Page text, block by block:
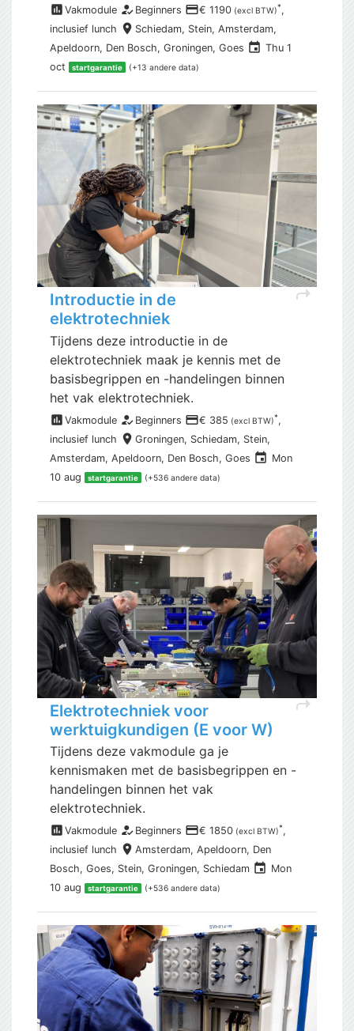
assessment Vakmodule how_to_reg Beginners payment€ 1190 (excl BTW)*,
inclusief lunch place Schiedam, Stein, Amsterdam,
Apeldoorn, Den Bosch, Groningen, Goes event Thu 1
oct
startgarantie (+13 andere data)
shortcut
Introductie in de
elektrotechniek
Tijdens deze introductie in de
elektrotechniek maak je kennis met de
basisbegrippen en -handelingen binnen
het vak elektrotechniek.
assessment Vakmodule how_to_reg Beginners payment€ 385 (excl BTW)*,
inclusief lunch place Groningen, Schiedam, Stein,
Amsterdam, Apeldoorn, Den Bosch, Goes event Mon
10 aug
startgarantie (+536 andere data)
shortcut
Elektrotechniek voor
werktuigkundigen (E voor W)
Tijdens deze vakmodule ga je
kennismaken met de basisbegrippen en -
handelingen binnen het vak
elektrotechniek.
assessment Vakmodule how_to_reg Beginners payment€ 1850 (excl BTW)*,
inclusief lunch place Amsterdam, Apeldoorn, Den
Bosch, Goes, Stein, Groningen, Schiedam event Mon
10 aug
startgarantie (+536 andere data)